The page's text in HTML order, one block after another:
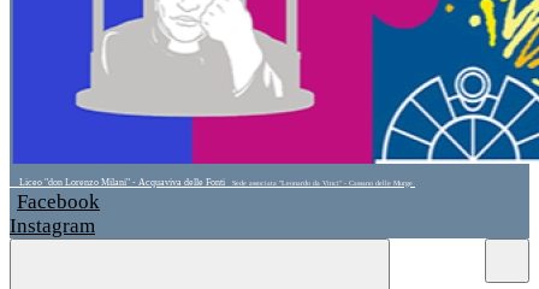
Liceo "don Lorenzo Milani" - Acquaviva delle Fonti Sede associata "Leonardo da Vinci" - Cassano delle Murge
Facebook
Instagram